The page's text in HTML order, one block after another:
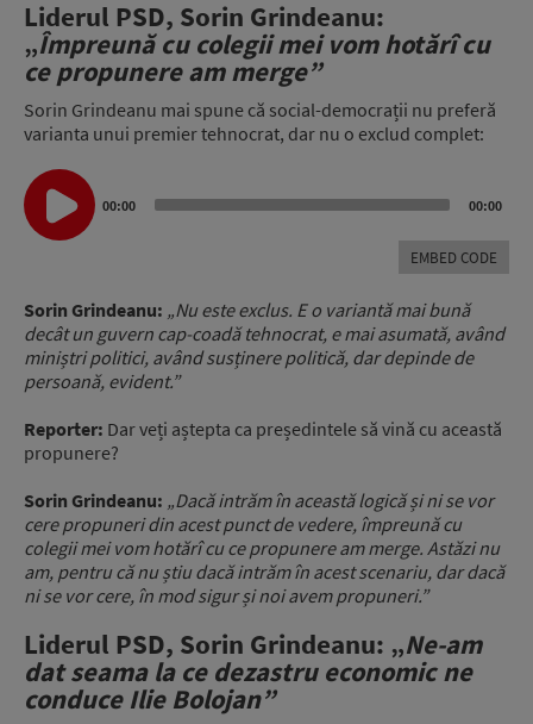
Liderul PSD, Sorin Grindeanu:
„Împreună cu colegii mei vom hotărî cu
ce propunere am merge”
Sorin Grindeanu mai spune că social-democrații nu preferă
varianta unui premier tehnocrat, dar nu o exclud complet:
Audio
Player
00:00 00:00
EMBED CODE
Sorin Grindeanu: „Nu este exclus. E o variantă mai bună
decât un guvern cap-coadă tehnocrat, e mai asumată, având
miniștri politici, având susținere politică, dar depinde de
persoană, evident.”
Reporter: Dar veți aștepta ca președintele să vină cu această
propunere?
Sorin Grindeanu: „Dacă intrăm în această logică și ni se vor
cere propuneri din acest punct de vedere, împreună cu
colegii mei vom hotărî cu ce propunere am merge. Astăzi nu
am, pentru că nu știu dacă intrăm în acest scenariu, dar dacă
ni se vor cere, în mod sigur și noi avem propuneri.”
Liderul PSD, Sorin Grindeanu: „Ne-am
dat seama la ce dezastru economic ne
conduce Ilie Bolojan”